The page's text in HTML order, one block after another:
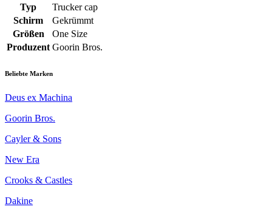
Typ
Trucker cap
Schirm
Gekrümmt
Größen
One Size
Produzent Goorin Bros.
Beliebte Marken
Deus ex Machina
Goorin Bros.
Cayler & Sons
New Era
Crooks & Castles
Dakine